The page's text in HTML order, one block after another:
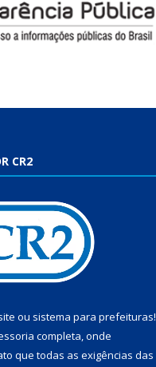
CR2
ou sistema para prefeituras!
completa, onde
que todas as exigências das